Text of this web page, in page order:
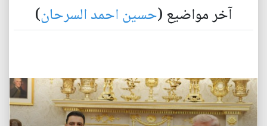
آخر مواضيع (حسين احمد السرحان)